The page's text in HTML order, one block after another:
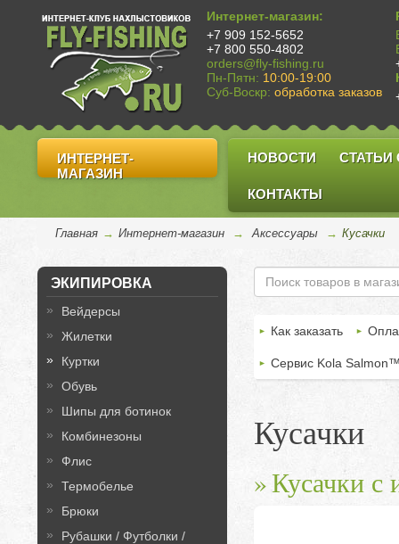
Интернет-магазин:
+7 909 152-5652
+7 800 550-4802
orders@fly-fishing.ru
Пн-Пятн: 10:00-19:00
Суб-Воскр: обработка заказов
ИНТЕРНЕТ-
МАГАЗИН
НОВОСТИ СТАТЬИ
КОНТАКТЫ
Главная → Интернет-магазин → Аксессуары → Кусачки
ЭКИПИРОВКА
Вейдерсы
Жилетки
Куртки
Обувь
Шипы для ботинок
Комбинезоны
Флис
Термобелье
Брюки
Рубашки / Футболки /
Как заказать
Сервис Kola
Кусачки
Кусачки с